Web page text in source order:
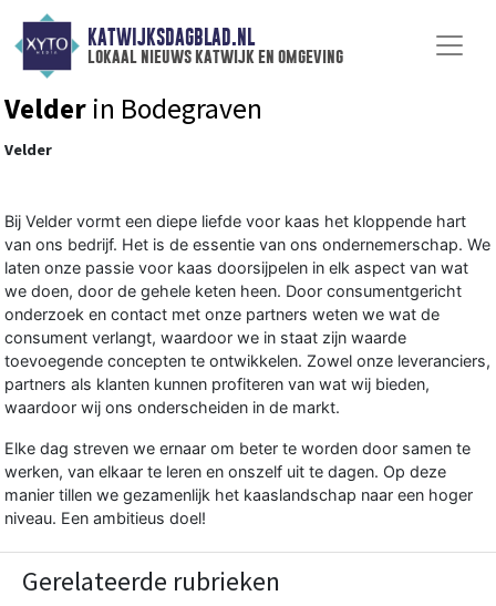
KATWIJKSDAGBLAD.NL
lokaal nieuws katwijk en omgeving
Velder in Bodegraven
Velder
Bij Velder vormt een diepe liefde voor kaas het kloppende hart
van ons bedrijf. Het is de essentie van ons ondernemerschap. We
laten onze passie voor kaas doorsijpelen in elk aspect van wat
we doen, door de gehele keten heen. Door consumentgericht
onderzoek en contact met onze partners weten we wat de
consument verlangt, waardoor we in staat zijn waarde
toevoegende concepten te ontwikkelen. Zowel onze leveranciers,
partners als klanten kunnen profiteren van wat wij bieden,
waardoor wij ons onderscheiden in de markt.
Elke dag streven we ernaar om beter te worden door samen te
werken, van elkaar te leren en onszelf uit te dagen. Op deze
manier tillen we gezamenlijk het kaaslandschap naar een hoger
niveau. Een ambitieus doel!
Gerelateerde rubrieken